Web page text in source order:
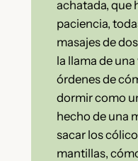
achatada, que
paciencia,
masajes de
la llama de
órdenes de
dormir como
hecho de una
sacar los
mantillas,